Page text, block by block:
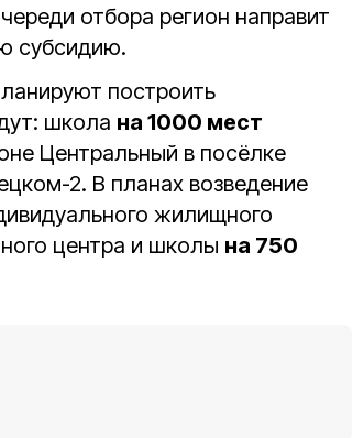
отбора регион направит
субсидию.
построить
школа на 1000 мест
Центральный в посёлке
2. В планах возведение
жилищного
центра и школы на 750